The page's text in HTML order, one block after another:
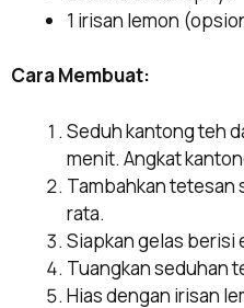
1 irisan lemon
Cara Membuat:
Seduh kantong teh
menit. Angkat
Tambahkan tetesan
rata.
Siapkan gelas berisi
Tuangkan seduhan
Hias dengan irisan